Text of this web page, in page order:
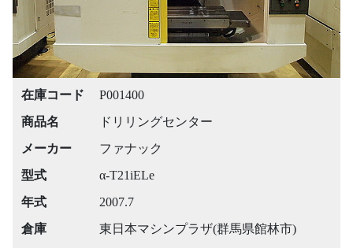
在庫コード
P001400
商品名
ドリリングセンター
メーカー
ファナック
型式
α-T21iELe
年式
2007.7
倉庫
東日本マシンプラザ(群馬県館林市)